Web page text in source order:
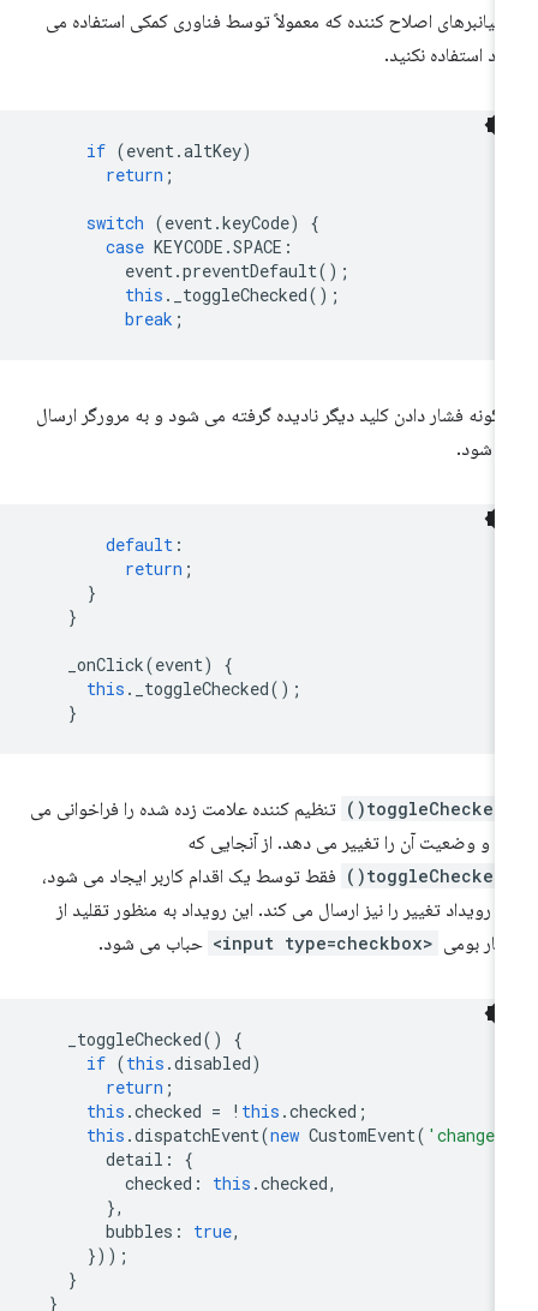
میانبرهای اصلاح کننده که معمولاً توسط فناوری کمکی استفاده می
استفاده نکنید.
if (event.altKey
return
switch (event.keyCode
case KEYCODE.SPACE
event.preventDefault
this._toggleChecked
break
فشار دادن کلید دیگر نادیده گرفته می شود و به مرورگر ارسال
شود.
default
return
_onClick(event
this._toggleChecked
تنظیم کننده علامت زده شده را فراخوانی می
و وضعیت آن را تغییر می دهد. از آنجایی که
فقط توسط یک اقدام کاربر ایجاد می شود،
رویداد تغییر را نیز ارسال می کند. این رویداد به منظور تقلید از
بومی <input type=checkbox> حباب می شود.
_toggleChecked ()
if (this.disabled
return
this.checked = !this.checked
this.dispatchEvent( new CustomEvent('change'
detail
checked: this.checked
bubbles: true
}));